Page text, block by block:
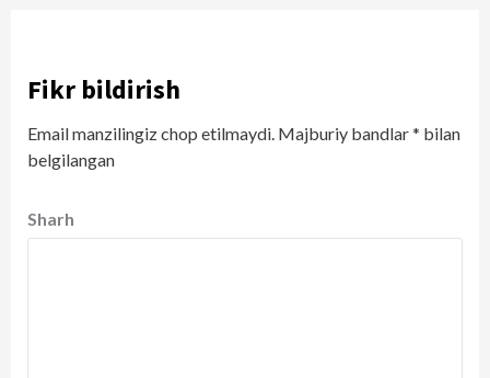
Fikr bildirish
Email manzilingiz chop etilmaydi. Majburiy bandlar* bilan
belgilangan
Sharh